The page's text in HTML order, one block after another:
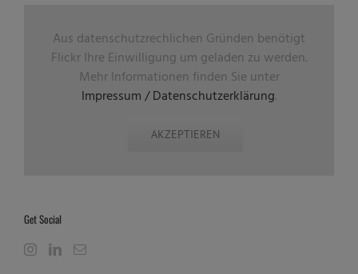
Aus datenschutzrechlichen Gründen benötigt
Flickr Ihre Einwilligung um geladen zu werden.
Mehr Informationen finden Sie unter
Impressum / Datenschutzerklärung.
AKZEPTIEREN
Get Social